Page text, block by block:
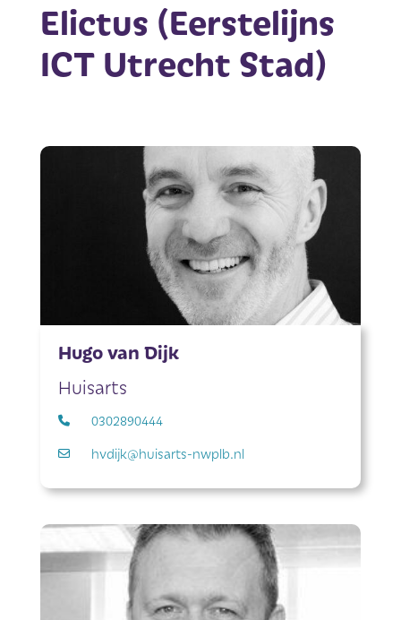
Elictus (Eerstelijns
ICT Utrecht Stad)
Hugo van Dijk
Huisarts
0302890444
hvdijk@huisarts-nwplb.nl